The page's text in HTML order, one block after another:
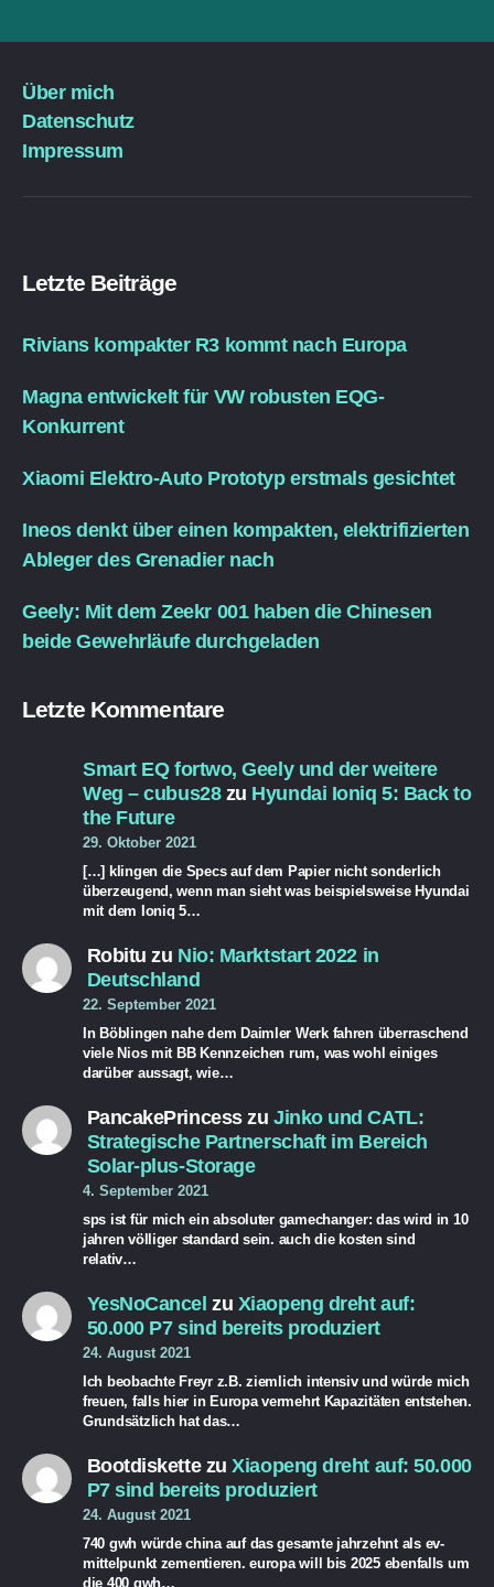
Über mich
Datenschutz
Impressum
Letzte Beiträge
Rivians kompakter R3 kommt nach Europa
Magna entwickelt für VW robusten EQG-
Konkurrent
Xiaomi Elektro-Auto Prototyp erstmals gesichtet
Ineos denkt über einen kompakten, elektrifizierten
Ableger des Grenadier nach
Geely: Mit dem Zeekr 001 haben die Chinesen
beide Gewehrläufe durchgeladen
Letzte Kommentare
Smart EQ fortwo, Geely und der weitere
Weg – cubus28zu Hyundai Ioniq 5: Back to
the Future
29. Oktober 2021
[…] klingen die Specs auf dem Papier nicht sonderlich
überzeugend, wenn man sieht was beispielsweise Hyundai
mit dem Ioniq 5…
Robitu zu Nio: Marktstart 2022 in
Deutschland
22. September 2021
In Böblingen nahe dem Daimler Werk fahren überraschend
viele Nios mit BB Kennzeichen rum, was wohl einiges
darüber aussagt, wie…
PancakePrincesszu Jinko und CATL:
Strategische Partnerschaft im Bereich
Solar-plus-Storage
4. September 2021
sps ist für mich ein absoluter gamechanger: das wird in 10
jahren völliger standard sein. auch die kosten sind
relativ…
YesNoCancel zu Xiaopeng dreht auf:
50.000 P7 sind bereits produziert
24. August 2021
Ich beobachte Freyr z.B. ziemlich intensiv und würde mich
freuen, falls hier in Europa vermehrt Kapazitäten entstehen.
Grundsätzlich hat das…
BootdiskettezuXiaopeng dreht auf: 50.000
P7 sind bereits produziert
24. August 2021
740 gwh würde china auf das gesamte jahrzehnt als ev-
mittelpunkt zementieren. europa will bis 2025 ebenfalls um
die 400 gwh…